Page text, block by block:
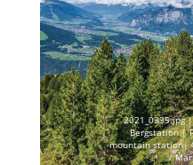
2021_0335.jpg
Bergstation |
mountain station|
/